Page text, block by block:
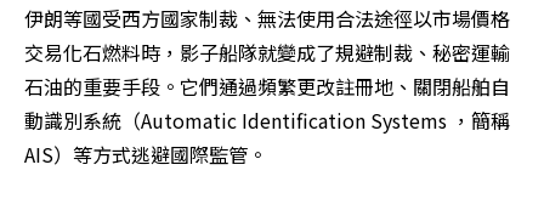
伊朗等國受西方國家制裁、無法使用合法途徑以市場價格
交易化石燃料時，影子船隊就變成了規避制裁、秘密運輸
石油的重要手段。它們通過頻繁更改註冊地、關閉船舶自
動識別系統（Automatic Identification Systems ，簡稱
AIS）等方式逃避國際監管。